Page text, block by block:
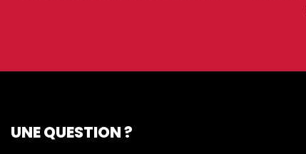
UNE QUESTION ?